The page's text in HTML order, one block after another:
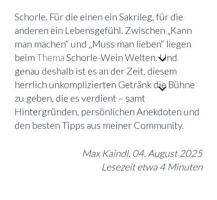
Schorle. Für die einen ein Sakrileg, für die
anderen ein Lebensgefühl. Zwischen „Kann
man machen“ und „Muss man lieben“ liegen
beim Thema Schorle-Wein Welten. Und
genau deshalb ist es an der Zeit, diesem
herrlich unkomplizierten Getränk die Bühne
zu geben, die es verdient – samt
Hintergründen, persönlichen Anekdoten und
den besten Tipps aus meiner Community.
Max Kaindl, 04. August 2025
Lesezeit etwa 4 Minuten